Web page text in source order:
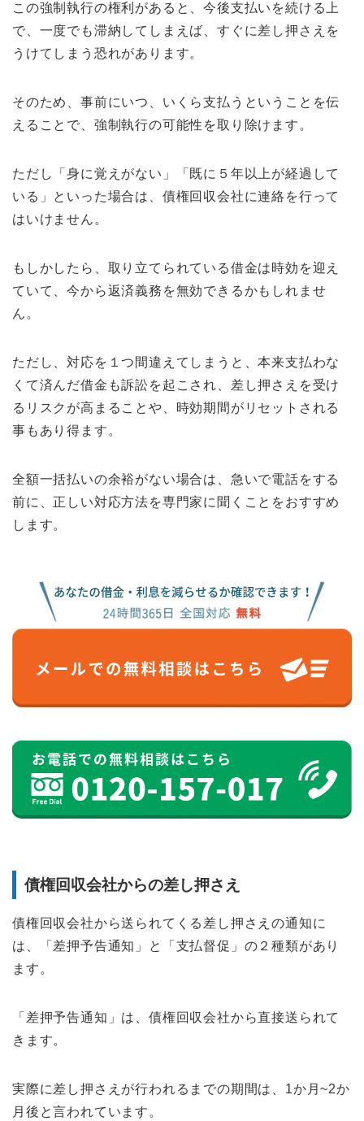
この強制執行の権利があると、今後支払いを続ける上
で、一度でも滞納してしまえば、すぐに差し押さえを
うけてしまう恐れがあります。
そのため、事前にいつ、いくら支払うということを伝
えることで、強制執行の可能性を取り除けます。
ただし「身に覚えがない」「既に５年以上が経過して
いる」といった場合は、債権回収会社に連絡を行って
はいけません。
もしかしたら、取り立てられている借金は時効を迎え
ていて、今から返済義務を無効できるかもしれませ
ん。
ただし、対応を１つ間違えてしまうと、本来支払わな
くて済んだ借金も訴訟を起こされ、差し押さえを受け
るリスクが高まることや、時効期間がリセットされる
事もあり得ます。
全額一括払いの余裕がない場合は、急いで電話をする
前に、正しい対応方法を専門家に聞くことをおすすめ
します。
債権回収会社からの差し押さえ
債権回収会社から送られてくる差し押さえの通知に
は、「差押予告通知」と「支払督促」の２種類があり
ます。
「差押予告通知」は、債権回収会社から直接送られて
きます。
実際に差し押さえが行われるまでの期間は、1か月~2か
月後と言われています。